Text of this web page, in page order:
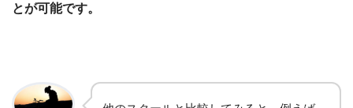
とが可能です。